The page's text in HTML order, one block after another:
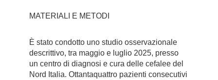
MATERIALI E METODI
È stato condotto uno studio osservazionale
descrittivo, tra maggio e luglio 2025, presso
un centro di diagnosi e cura delle cefalee del
Nord Italia. Ottantaquattro pazienti consecutivi